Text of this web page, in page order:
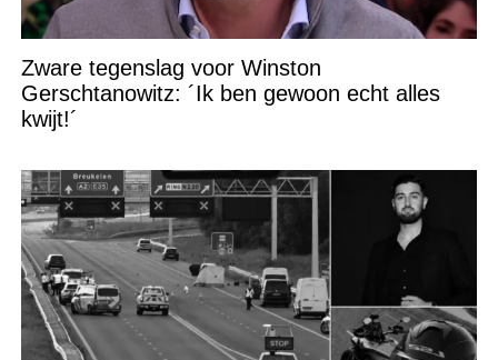
Zware tegenslag voor Winston
Gerschtanowitz: ´Ik ben gewoon echt alles
kwijt!´